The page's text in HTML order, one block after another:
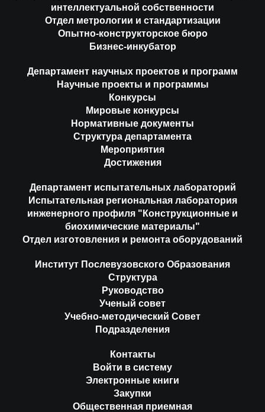
интеллектуальной собственности
Отдел метрологии и стандартизации
Опытно-конструкторское бюро
Бизнес-инкубатор
Департамент научных проектов и программ
Научные проекты и программы
Конкурсы
Мировые конкурсы
Нормативные документы
Структура департамента
Мероприятия
Достижения
Департамент испытательных лабораторий
Испытательная региональная лаборатория
инженерного профиля "Конструкционные и
биохимические материалы"
Отдел изготовления и ремонта оборудований
Институт Послевузовского Образования
Структура
Руководство
Ученый совет
Учебно-методический Совет
Подразделения
Контакты
Войти в систему
Электронные книги
Закупки
Общественная приемная